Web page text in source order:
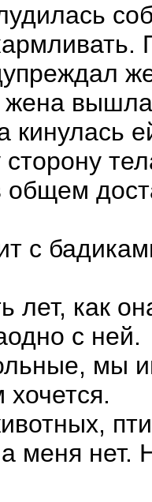
вышла
кинулась
общем
с
лет, как
с ней.
мы
хочется.
меня нет.